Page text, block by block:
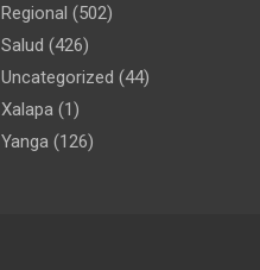
Regional (502)
Salud (426)
Uncategorized (44)
Xalapa (1)
Yanga (126)